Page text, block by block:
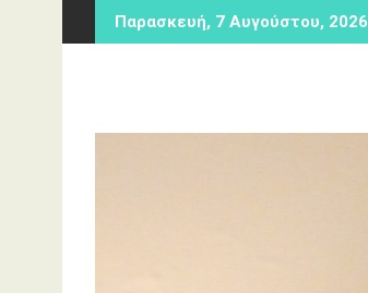
Περάστε
στο
Παρασκευή, 7 Αυγούστου, 2026